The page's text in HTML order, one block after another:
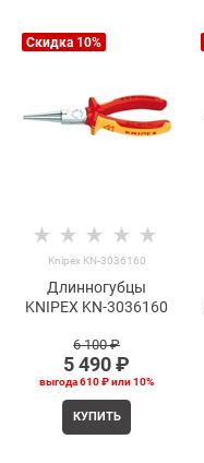
Скидка 10%
Knipex KN-3036160
Длинногубцы
KNIPEX KN-3036160
6 100 ₽
5 490 ₽
выгода610 ₽или10%
КУПИТЬ